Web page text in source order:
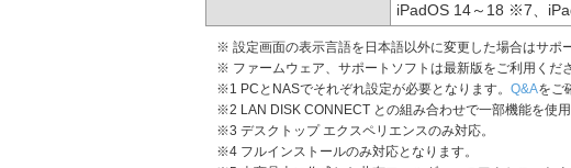
iPadOS 14～18 ※7、
※ 設定画面の表示言語を日本語以外に変更した場合はサポ
※ ファームウェア、サポートソフトは最新版をご利用くださ
※1 PCとNASでそれぞれ設定が必要となります。 Q&Aをご
※2 LAN DISK CONNECT との組み合わせで一部機能を使用
※3 デスクトップ エクスペリエンスのみ対応。
※4 フルインストールのみ対応となります。